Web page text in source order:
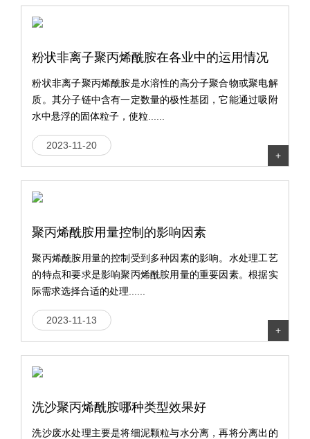
粉状非离子聚丙烯酰胺在各业中的运用情况
粉状非离子聚丙烯酰胺是水溶性的高分子聚合物或聚电解
质。其分子链中含有一定数量的极性基团，它能通过吸附
水中悬浮的固体粒子，使粒......
2023-11-20
+
聚丙烯酰胺用量控制的影响因素
聚丙烯酰胺用量的控制受到多种因素的影响。水处理工艺
的特点和要求是影响聚丙烯酰胺用量的重要因素。根据实
际需求选择合适的处理......
2023-11-13
+
洗沙聚丙烯酰胺哪种类型效果好
洗沙废水处理主要是将细泥颗粒与水分离，再将分离出的